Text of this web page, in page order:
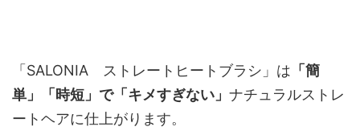
「SALONIA ストレートヒートブラシ」は 「簡
単」「時短」で「キメすぎない」 ナチュラルス トレ
ートヘアに仕上がります。